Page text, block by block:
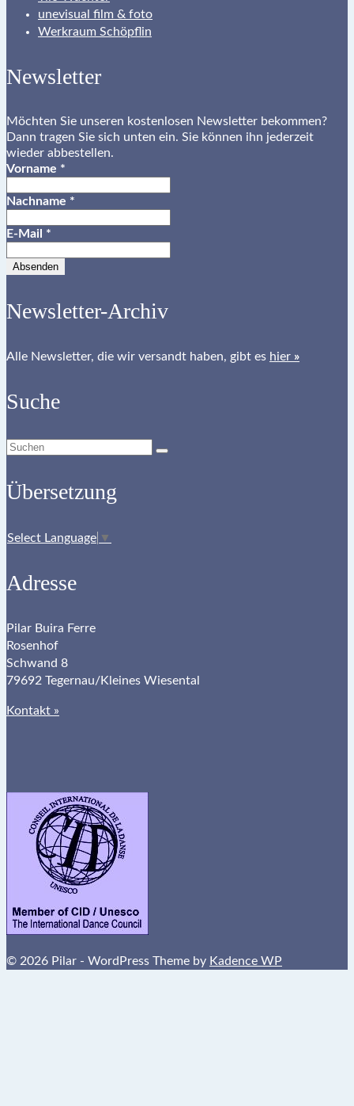
unevisual film & foto
Werkraum Schöpflin
Newsletter
Möchten Sie unseren kostenlosen Newsletter bekommen?
Dann tragen Sie sich unten ein. Sie können ihn jederzeit
wieder abbestellen.
Vorname *
Nachname *
E-Mail *
Newsletter-Archiv
Alle Newsletter, die wir versandt haben, gibt es hier »
Suche
Suchen
Übersetzung
Select Language ▼
Adresse
Pilar Buira Ferre
Rosenhof
Schwand 8
79692 Tegernau/Kleines Wiesental
Kontakt »
© 2026 Pilar - WordPress Theme by Kadence WP